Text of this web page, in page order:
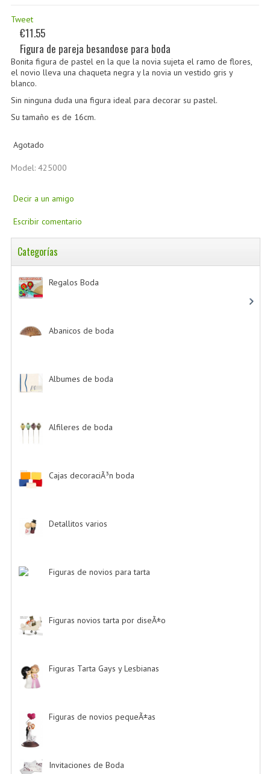
Tweet
€11.55
Figura de pareja besandose para boda
Bonita figura de pastel en la que la novia sujeta el ramo de flores,
el novio lleva una chaqueta negra y la novia un vestido gris y
blanco.
Sin ninguna duda una figura ideal para decorar su pastel.
Su tamaño es de 16cm.
Agotado
Model: 425000
Decir a un amigo
Escribir comentario
Categorías
Regalos Boda
Abanicos de boda
Albumes de boda
Alfileres de boda
Cajas decoraciÃ³n boda
Detallitos varios
Figuras de novios para tarta
Figuras novios tarta por diseÃ±o
Figuras Tarta Gays y Lesbianas
Figuras de novios pequeÃ±as
Invitaciones de Boda